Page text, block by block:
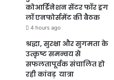
कोआर्डिनेशन सेंटर फॉर ड्रग
लॉ एनफोर्समेंट की बैठक
4 hours ago
श्रद्धा, सुरक्षा और सुगमता के
उत्कृष्ट समन्वय से
सफलतापूर्वक संचालित हो
रही कांवड़ यात्रा